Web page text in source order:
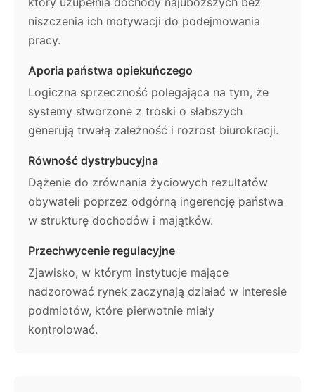
niszczenia ich motywacji do podejmowania
pracy.
Aporia państwa opiekuńczego
Logiczna sprzeczność polegająca na tym, że
systemy stworzone z troski o słabszych
generują trwałą zależność i rozrost biurokracji.
Równość dystrybucyjna
Dążenie do zrównania życiowych rezultatów
obywateli poprzez odgórną ingerencję państwa
w strukturę dochodów i majątków.
Przechwycenie regulacyjne
Zjawisko, w którym instytucje mające
nadzorować rynek zaczynają działać w interesie
podmiotów, które pierwotnie miały
kontrolować.